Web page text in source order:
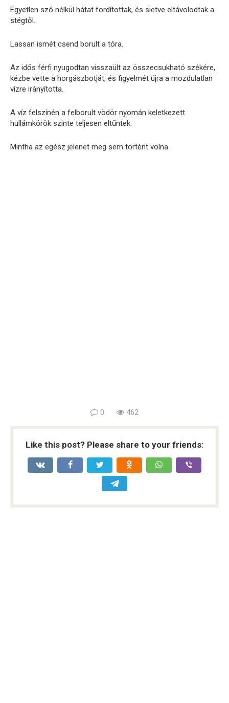
Egyetlen szó nélkül hátat fordítottak, és sietve eltávolodtak a
stégtől.
Lassan ismét csend borult a tóra.
Az idős férfi nyugodtan visszaült az összecsukható székére,
kézbe vette a horgászbotját, és figyelmét újra a mozdulatlan
vízre irányította.
A víz felszínén a felborult vödör nyomán keletkezett
hullámkörök szinte teljesen eltűntek.
Mintha az egész jelenet meg sem történt volna.
0 462
Like this post? Please share to your friends: